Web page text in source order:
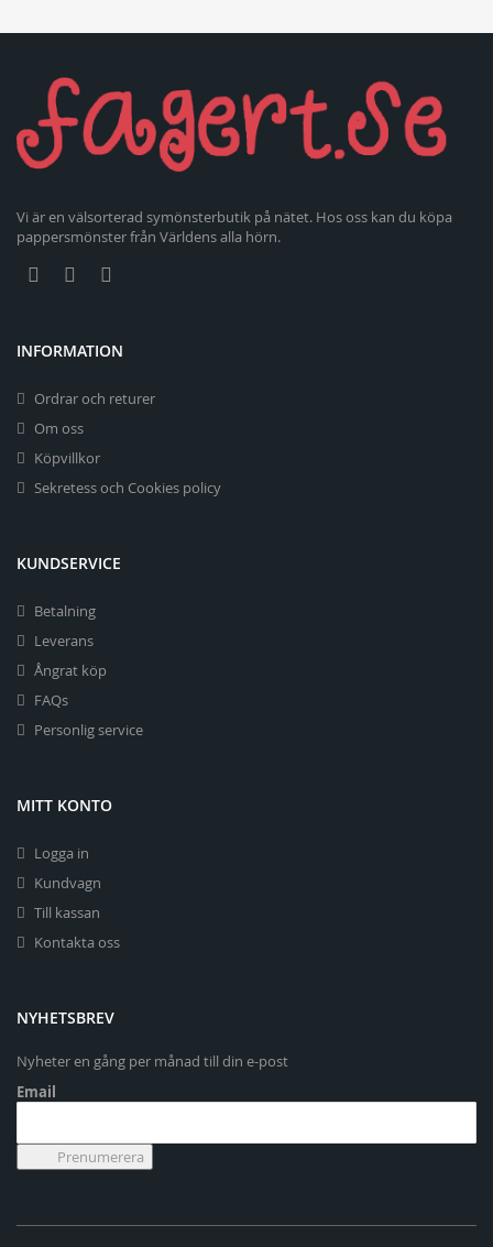
Vi är en välsorterad symönsterbutik på nätet. Hos oss kan du köpa
pappersmönster från Världens alla hörn.
INFORMATION
Ordrar och returer
Om oss
Köpvillkor
Sekretess och Cookies policy
KUNDSERVICE
Betalning
Leverans
Ångrat köp
FAQs
Personlig service
MITT KONTO
Logga in
Kundvagn
Till kassan
Kontakta oss
NYHETSBREV
Nyheter en gång per månad till din e-post
Email